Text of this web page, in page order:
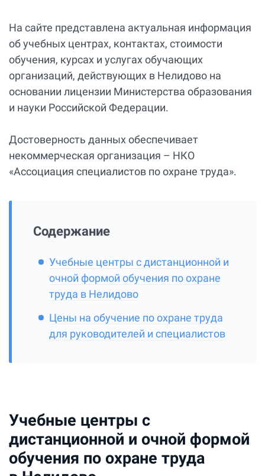
На сайте представлена актуальная информация
об учебных центрах, контактах, стоимости
обучения, курсах и услугах обучающих
организаций, действующих в Нелидово на
основании лицензии Министерства образования
и науки Российской Федерации.
Достоверность данных обеспечивает
некоммерческая организация – НКО
«Ассоциация специалистов по охране труда».
Содержание
Учебные центры с дистанционной и
очной формой обучения по охране
труда в Нелидово
Цены на обучение по охране труда
для руководителей и специалистов
Учебные центры с
дистанционной и очной формой
обучения по охране труда